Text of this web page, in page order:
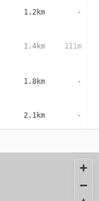
1.2km -
1.4km 111m
1.8km -
2.1km -
2.4km 187m
2876m